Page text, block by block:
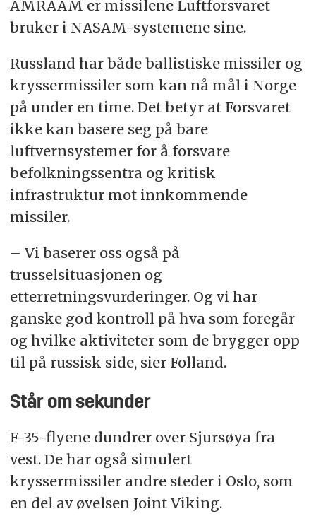
AMRAAM er missilene Luftforsvaret
bruker i NASAM-systemene sine.
Russland har både ballistiske missiler og
kryssermissiler som kan nå mål i Norge
på under en time. Det betyr at Forsvaret
ikke kan basere seg på bare
luftvernsystemer for å forsvare
befolkningssentra og kritisk
infrastruktur mot innkommende
missiler.
– Vi baserer oss også på
trusselsituasjonen og
etterretningsvurderinger. Og vi har
ganske god kontroll på hva som foregår
og hvilke aktiviteter som de brygger opp
til på russisk side, sier Folland.
Står om sekunder
F-35-flyene dundrer over Sjursøya fra
vest. De har også simulert
kryssermissiler andre steder i Oslo, som
en del av øvelsen Joint Viking.